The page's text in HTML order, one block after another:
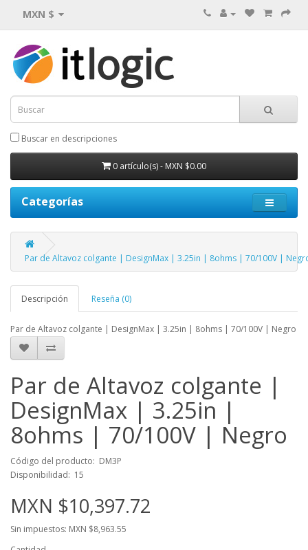
MXN $
Buscar en descripciones
0 artículo(s) - MXN $0.00
Categorías
Par de Altavoz colgante | DesignMax | 3.25in | 8ohms | 70/100V |
Descripción Reseña (0)
Par de Altavoz colgante | DesignMax | 3.25in | 8ohms | 70/100V | Negro
Par de Altavoz colgante |
DesignMax | 3.25in |
8ohms | 70/100V | Negro
Código del producto: DM3P
Disponibilidad: 15
MXN $10,397.72
Sin impuestos: MXN $8,963.55